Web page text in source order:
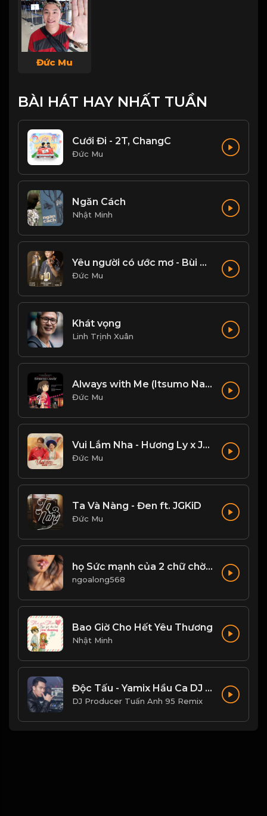
Đức Mu
BÀI HÁT HAY NHẤT TUẦN
Cưới Đi - 2T, ChangC
Đức Mu
Ngăn Cách
Nhật Minh
Yêu người có ước mơ - Bùi Trường Linh
Đức Mu
Khát vọng
Linh Trịnh Xuân
Always with Me (Itsumo Nando Demo)
Đức Mu
Vui Lắm Nha - Hương Ly x Jombie
Đức Mu
Ta Và Nàng - Đen ft. JGKiD
Đức Mu
họ Sức mạnh của 2 chữ chờ đợi! Đạo
ngoalong568
Bao Giờ Cho Hết Yêu Thương
Nhật Minh
Độc Tấu - Yamix Hầu Ca DJ Producer Tuấn Anh 95 Vina House (Remix 2026)
DJ Producer Tuấn Anh 95 Remix